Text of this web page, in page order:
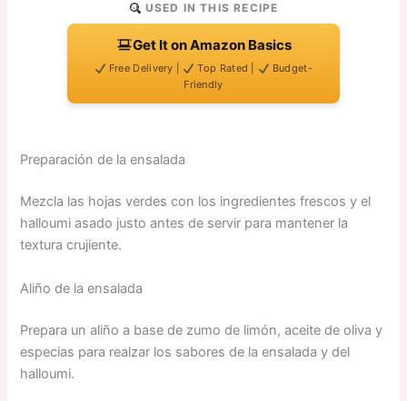
USED IN THIS RECIPE
Get It on Amazon Basics
Free Delivery | Top Rated |
Budget-
Friendly
Preparación de la ensalada
Mezcla las hojas verdes con los ingredientes frescos y el
halloumi asado justo antes de servir para mantener la
textura crujiente.
Aliño de la ensalada
Prepara un aliño a base de zumo de limón, aceite de oliva y
especias para realzar los sabores de la ensalada y del
halloumi.